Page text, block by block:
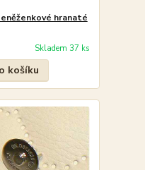
hranaté
Skladem 37 ks
košíku